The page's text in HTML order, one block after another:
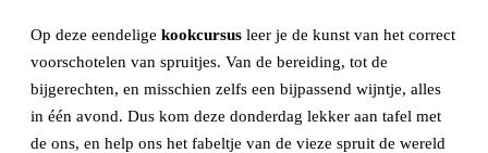
Op deze eendelige kookcursus leer je de kunst van het correct
voorschotelen van spruitjes. Van de bereiding, tot de
bijgerechten, en misschien zelfs een bijpassend wijntje, alles
in één avond. Dus kom deze donderdag lekker aan tafel met
de ons, en help ons het fabeltje van de vieze spruit de wereld